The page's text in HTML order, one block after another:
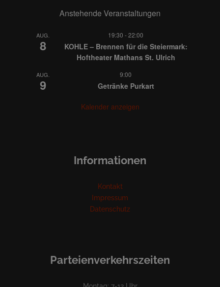
Anstehende Veranstaltungen
AUG.
8
19:30 -22:00
KOHLE – Brennen für die Steiermark:
Hoftheater Mathans St. Ulrich
AUG.
9
9:00
Getränke Purkart
Kalender anzeigen
Informationen
Kontakt
Impressum
Datenschutz
Parteienverkehrszeiten